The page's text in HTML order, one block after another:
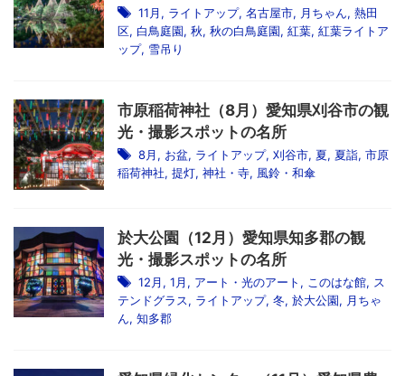
11月, ライトアップ, 名古屋市, 月ちゃん, 熱田
区, 白鳥庭園, 秋, 秋の白鳥庭園, 紅葉, 紅葉ライトア
ップ, 雪吊り
市原稲荷神社（8月）愛知県刈谷市の観
光・撮影スポットの名所
8月, お盆, ライトアップ, 刈谷市, 夏, 夏詣, 市原
稲荷神社, 提灯, 神社・寺, 風鈴・和傘
於大公園（12月）愛知県知多郡の観
光・撮影スポットの名所
12月, 1月, アート・光のアート , このはな館, ス
テンドグラス, ライトアップ, 冬, 於大公園, 月ちゃ
ん, 知多郡